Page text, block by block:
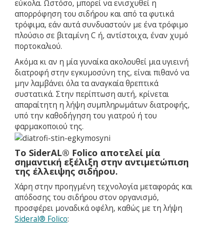
εύκολα. Ωστόσο, μπορεί να ενισχυθεί η
απορρόφηση του σιδήρου και από τα φυτικά
τρόφιμα, εάν αυτά συνδυαστούν με ένα τρόφιμο
πλούσιο σε βιταμίνη C ή, αντίστοιχα, έναν χυμό
πορτοκαλιού.
Ακόμα κι αν η μία γυναίκα ακολουθεί μια υγιεινή
διατροφή στην εγκυμοσύνη της, είναι πιθανό να
μην λαμβάνει όλα τα αναγκαία θρεπτικά
συστατικά. Στην περίπτωση αυτή, κρίνεται
απαραίτητη η λήψη συμπληρωμάτων διατροφής,
υπό την καθοδήγηση του γιατρού ή του
φαρμακοποιού της.
Το SiderAL® Folico αποτελεί μία
σημαντική εξέλιξη στην αντιμετώπιση
της έλλειψης σιδήρου.
Χάρη στην προηγμένη τεχνολογία μεταφοράς και
απόδοσης του σιδήρου στον οργανισμό,
προσφέρει μοναδικά οφέλη, καθώς με τη λήψη
Sideral® Folico: